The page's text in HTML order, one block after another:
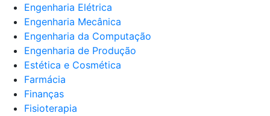
Engenharia Elétrica
Engenharia Mecânica
Engenharia da Computação
Engenharia de Produção
Estética e Cosmética
Farmácia
Finanças
Fisioterapia